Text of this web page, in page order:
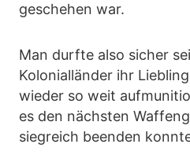
geschehen war.
Man durfte also sicher
Kolonialländer ihr
wieder so weit
es den nächsten
siegreich beenden